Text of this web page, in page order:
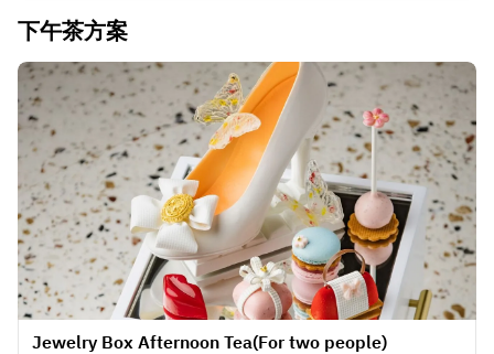
下午茶方案
Jewelry Box Afternoon Tea(For two people)